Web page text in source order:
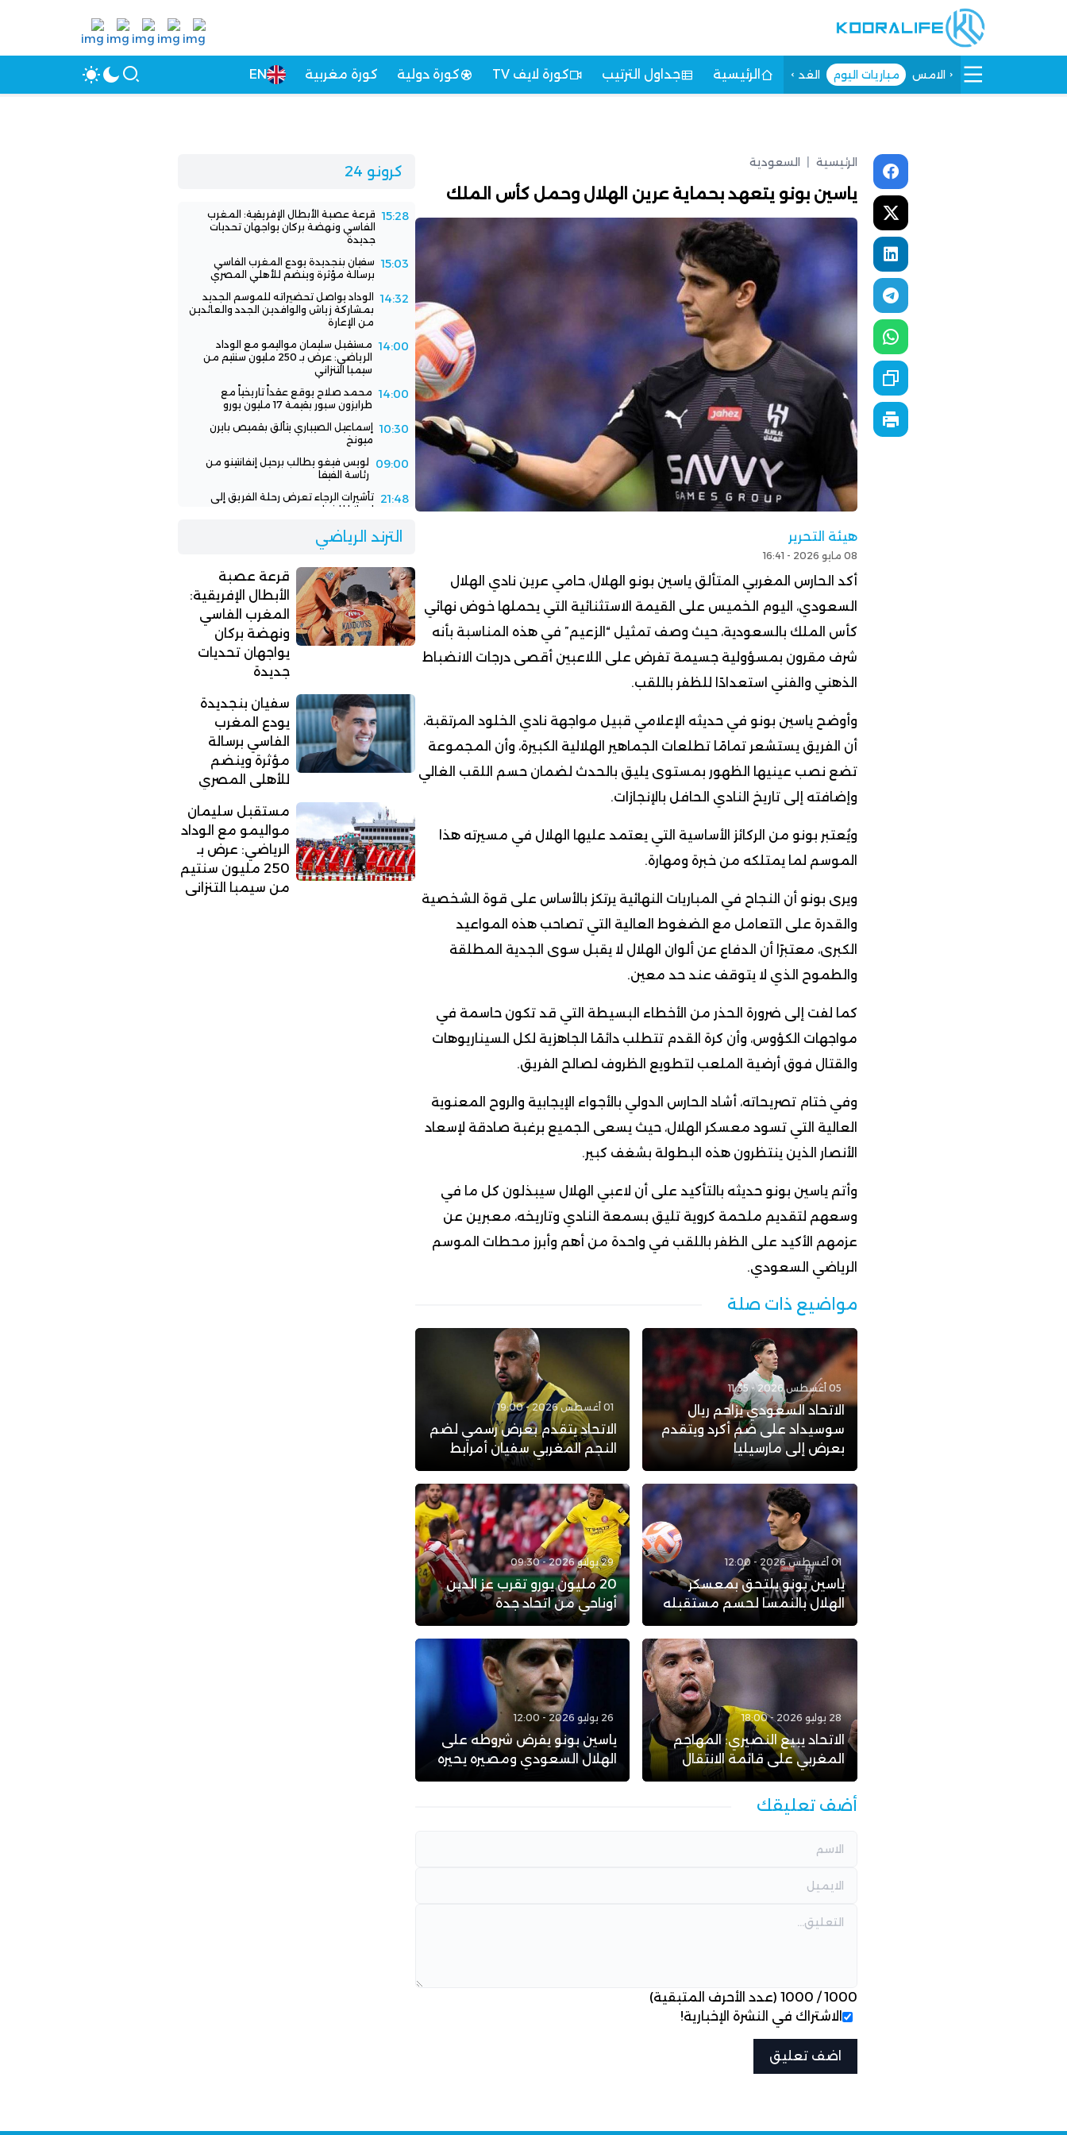
الامس مباريات اليوم الغد الرئيسية جداول الترتيب كورة لايف TV كورة دولية كورة مغربية EN
الرئيسية السعودية
ياسين بونو يتعهد بحماية عرين الهلال وحمل كأس الملك
هيئة التحرير
08 مايو 2026 - 16:41
أكد الحارس المغربي المتألق ياسين بونو الهلال، حامي عرين نادي الهلال
السعودي، اليوم الخميس على القيمة الاستثنائية التي يحملها خوض نهائي
كأس الملك بالسعودية، حيث وصف تمثيل “الزعيم” في هذه المناسبة بأنه
شرف مقرون بمسؤولية جسيمة تفرض على اللاعبين أقصى درجات الانضباط
الذهني والفني استعدادًا للظفر باللقب.
وأوضح ياسين بونو في حديثه الإعلامي قبيل مواجهة نادي الخلود المرتقبة،
أن الفريق يستشعر تمامًا تطلعات الجماهير الهلالية الكبيرة، وأن المجموعة
تضع نصب عينيها الظهور بمستوى يليق بالحدث لضمان حسم اللقب الغالي
وإضافته إلى تاريخ النادي الحافل بالإنجازات.
ويُعتبر بونو من الركائز الأساسية التي يعتمد عليها الهلال في مسيرته هذا
الموسم لما يمتلكه من خبرة ومهارة.
ويرى بونو أن النجاح في المباريات النهائية يرتكز بالأساس على قوة الشخصية
والقدرة على التعامل مع الضغوط العالية التي تصاحب هذه المواعيد
الكبرى، معتبرًا أن الدفاع عن ألوان الهلال لا يقبل سوى الجدية المطلقة
والطموح الذي لا يتوقف عند حد معين.
كما لفت إلى ضرورة الحذر من الأخطاء البسيطة التي قد تكون حاسمة في
مواجهات الكؤوس، وأن كرة القدم تتطلب دائمًا الجاهزية لكل السيناريوهات
والقتال فوق أرضية الملعب لتطويع الظروف لصالح الفريق.
وفي ختام تصريحاته، أشاد الحارس الدولي بالأجواء الإيجابية والروح المعنوية
العالية التي تسود معسكر الهلال، حيث يسعى الجميع برغبة صادقة لإسعاد
الأنصار الذين ينتظرون هذه البطولة بشغف كبير.
وأتم ياسين بونو حديثه بالتأكيد على أن لاعبي الهلال سيبذلون كل ما في
وسعهم لتقديم ملحمة كروية تليق بسمعة النادي وتاريخه، معبرين عن
عزمهم الأكيد على الظفر باللقب في واحدة من أهم وأبرز محطات الموسم
الرياضي السعودي.
مواضيع ذات صلة
05 أغسطس 2026 - 11:35
الاتحاد السعودي يزاحم ريال
سوسيداد على ضم أكرد ويتقدم
بعرض إلى مارسيليا
01 أغسطس 2026 - 19:00
الاتحاد يتقدم بعرض رسمي لضم
النجم المغربي سفيان أمرابط
01 أغسطس 2026 - 12:00
ياسين بونو يلتحق بمعسكر
الهلال بالنمسا لحسم مستقبله
29 يوليو 2026 - 09:30
20 مليون يورو تقرب عز الدين
أوناحي من اتحاد جدة
28 يوليو 2026 - 18:00
الاتحاد يبيع النصيري: المهاجم
المغربي على قائمة الانتقال
26 يوليو 2026 - 12:00
ياسين بونو يفرض شروطه على
الهلال السعودي ومصيره يحيره
أضف تعليقك
1000
/
1000 (عدد الأحرف المتبقية)
الاشتراك في النشرة الإخبارية!
كرونو 24
15:28 قرعة عصبة الأبطال الإفريقية: المغرب
الفاسي ونهضة بركان يواجهان تحديات
جديدة
15:03 سفيان بنجديدة يودع المغرب الفاسي
برسالة مؤثرة وينضم للأهلي المصري
14:32
الوداد يواصل تحضيراته للموسم الجديد
بمشاركة زياش والوافدين الجدد والعائدين
من الإعارة
14:00 مستقبل سليمان مواليمو مع الوداد
الرياضي: عرض بـ 250 مليون سنتيم من
سيمبا التنزاني
14:00 محمد صلاح يوقع عقداً تاريخياً مع
طرابزون سبور بقيمة 17 مليون يورو
10:30
إسماعيل الصيباري يتألق بقميص بايرن
ميونخ
09:00
لويس فيغو يطالب برحيل إنفانتينو من
رئاسة الفيفا
21:48
تأشيرات الرجاء تعرض رحلة الفريق إلى
إسبانيا للخطر
21:00
فيفا تنفي وعود إنفانتينو للمغرب
باستضافة نهائي مونديال 2030
16:30 الرجاء يطلب من لاعبيه البحث عن فرق
جديدة
الترند الرياضي
قرعة عصبة
الأبطال الإفريقية:
المغرب الفاسي
ونهضة بركان
يواجهان تحديات
جديدة
سفيان بنجديدة
يودع المغرب
الفاسي برسالة
مؤثرة وينضم
للأهلي المصري
مستقبل سليمان
مواليمو مع الوداد
الرياضي: عرض بـ
250 مليون سنتيم
من سيمبا التنزاني